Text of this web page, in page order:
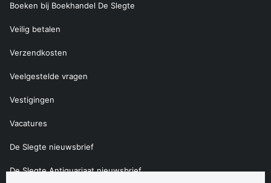
Boeken bij Boekhandel De Slegte
Veilig betalen
Verzendkosten
Veelgestelde vragen
Vestigingen
Vacatures
De Slegte nieuwsbrief
De Slegte Antiquariaat nieuwsbrief